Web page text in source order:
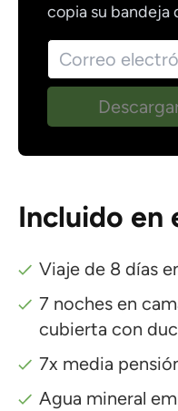
copia su bandeja
Incluido en
Viaje de 8 días
7 noches en
cubierta con
7x media
Agua mineral